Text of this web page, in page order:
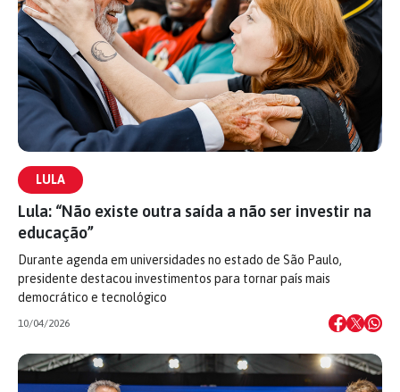
LULA
Lula: “Não existe outra saída a não ser investir na
educação”
Durante agenda em universidades no estado de São Paulo,
presidente destacou investimentos para tornar país mais
democrático e tecnológico
10/04/2026